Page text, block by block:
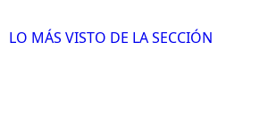
LO MÁS VISTO DE LA SECCIÓN